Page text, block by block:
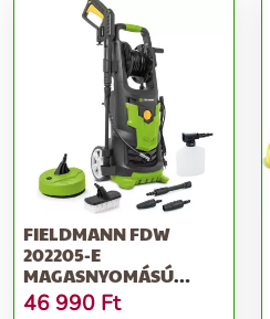
FIELDMANN FDW
202205-E
MAGASNYOMÁSÚ
MOSÓ, FEKETE-ZÖLD
46 990 Ft